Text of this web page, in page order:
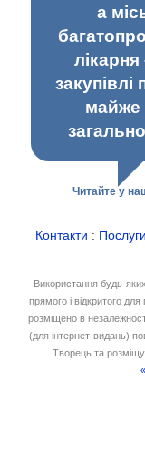
а
лікарня
закупівлі
майже
Читайте у
Контакти : Послуги
Використання будь-
прямого і відкритого
розміщено в
(для інтернет-видань)
Творець та